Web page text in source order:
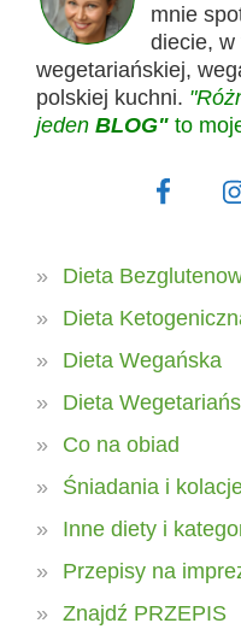
mnie
diecie, w
wegetariańskiej,
polskiej kuchni.
jeden BLOG" to
Dieta
Dieta
Dieta Wegańska
Dieta
Co na obiad
Śniadania i
Inne diety i
Przepisy na
Znajdź PRZEPIS